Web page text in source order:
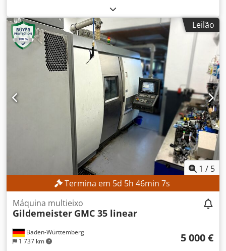
, número da máquina/veículo:
0200245029, altura de trabalho:14 000 mm, DETALHES
TÉCNICOS Altura de trabalho: 14 m Tração: 4 × 4 DETALHES
DA MÁQUINA Capacidade de carga da plataforma: máx.
360 kg Número de pessoas: máx. 2 Carga útil admissível:
máx. 200 kg Força manual: máx. 400 N Velocidade do
vento: máx. 12,5 m/s Horas de operação: 387 h
EQUIPAMENTO Carregador Referência externa: SL15850SP
Codpfx Aozrgxzohljrf
Leilão
1 / 5
Termina em 5d 5h 46min 5s
Baden-Württemberg
1 737 km
Máquina multieixo
Gildemeister GMC 35 linear
5 000 €